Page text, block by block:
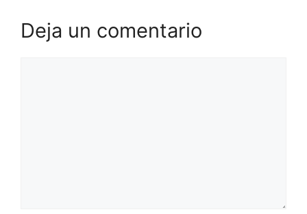
Deja un comentario